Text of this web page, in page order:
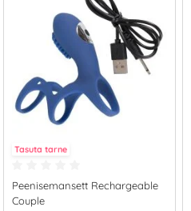
Tasuta tarne
Peenisemansett Rechargeable
Couple